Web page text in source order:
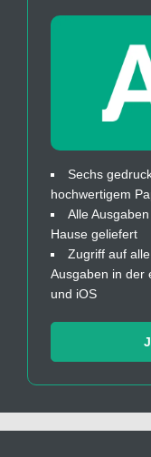
Sechs
hochwertigem
Alle
Hause geliefert
Zugriff auf
Ausgaben in der
und iOS